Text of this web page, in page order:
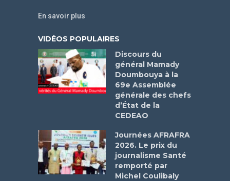
En savoir plus
VIDÉOS POPULAIRES
Discours du
général Mamady
Doumbouya à la
69e Assemblée
générale des chefs
d’État de la
CEDEAO
Journées AFRAFRA
2026. Le prix du
journalisme Santé
remporté par
Michel Coulibaly